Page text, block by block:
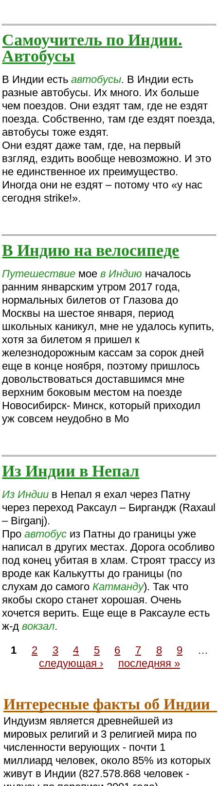
Самоучитель по Индии.
Автобусы
В Индии естьавтобусы. В Индии есть
разные автобусы. Их много. Их больше
чем поездов. Они ездят там, где не ездят
поезда. Собственно, там где ездят поезда,
автобусы тоже ездят.
Они ездят даже там, где, на первый
взгляд, ездить вообще невозможно. И это
не единственное их преимущество.
Иногда они не ездят – потому что «у нас
сегодня strike!».
В Индию на велосипеде
Путешествие моев Индию началось
ранним январским утром 2017 года,
нормальных билетов от Глазова до
Москвы на шестое января, период
школьных каникул, мне не удалось купить,
хотя за билетом я пришел к
железнодорожным кассам за сорок дней
еще в конце ноября, поэтому пришлось
довольствоваться доставшимся мне
верхним боковым местом на поезде
Новосибирск- Минск, который приходил
уж совсем неудобно в Мо
Из Индии в Непал
Из Индии в Непал я ехал через Патну
через переход Раксаул – Биргандж (Raxaul
– Birganj).
Проавтобус из Патны до границы уже
написал в других местах. Дорога особливо
под конец убитая в хлам. Строят трассу из
вроде как Калькутты до границы (по
слухам до самогоКатманду). Так что
якобы скоро станет хорошая. Очень
хочется верить. Еще еще в Раксауле есть
ж-двокзал.
1
2 3 4 5 6 7 8 9
…
следующая ›
последняя »
Интересные факты об Индии
Индуизм является древнейшей из
мировых религий и 3 религией мира по
численности верующих - почти 1
миллиард человек, около 85% из которых
живут в Индии (827.578.868 человек -